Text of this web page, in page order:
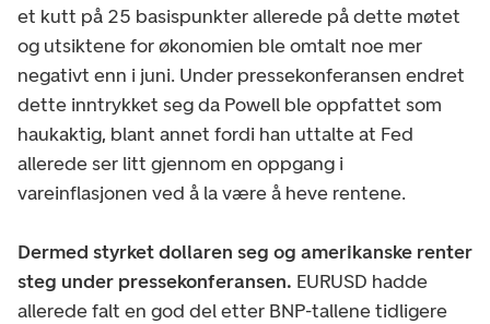
et kutt på 25 basispunkter allerede på dette møtet
og utsiktene for økonomien ble omtalt noe mer
negativt enn i juni. Under pressekonferansen endret
dette inntrykket seg da Powell ble oppfattet som
haukaktig, blant annet fordi han uttalte at Fed
allerede ser litt gjennom en oppgang i
vareinflasjonen ved å la være å heve rentene.
Dermed styrket dollaren seg og amerikanske renter
steg under pressekonferansen. EURUSD hadde
allerede falt en god del etter BNP-tallene tidligere